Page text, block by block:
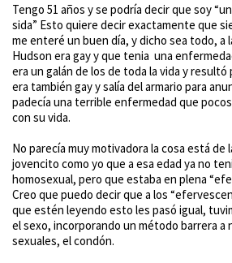
Tengo 51 años y se podría decir que soy
sida” Esto quiere decir exactamente que
me enteré un buen día, y dicho sea todo, a
Hudson era gay y que tenia una
era un galán de los de toda la vida y resultó
era también gay y salía del armario para
padecía una terrible enfermedad que
con su vida.
No parecía muy motivadora la cosa está de
jovencito como yo que a esa edad ya no
homosexual, pero que estaba en plena
Creo que puedo decir que a los
que estén leyendo esto les pasó igual,
el sexo, incorporando un método barrera a
sexuales, el condón.